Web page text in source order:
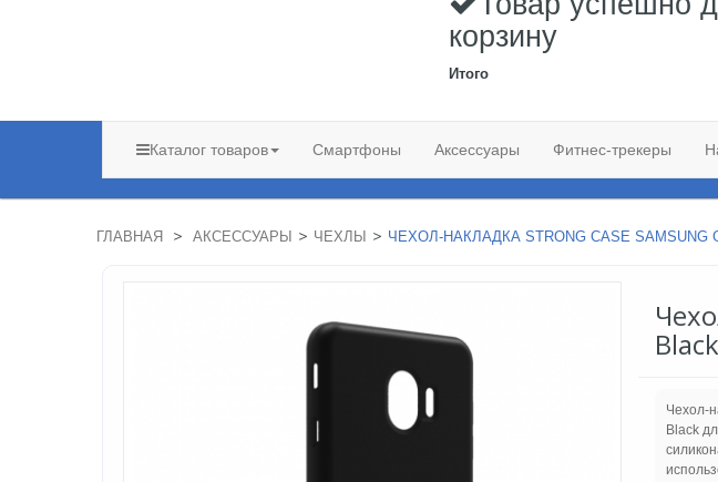
корзину
Итого
Каталог товаров Смартфоны Аксессуары Фитнес-трекеры
ГЛАВНАЯ > АКСЕССУАРЫ > ЧЕХЛЫ > ЧЕХОЛ-НАКЛАДКА STRONG CASE SAMSUNG
Black
Чехол-
Black